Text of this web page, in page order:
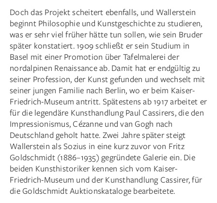
Doch das Projekt scheitert ebenfalls, und Wallerstein
beginnt Philosophie und Kunstgeschichte zu studieren,
was er sehr viel früher hätte tun sollen, wie sein Bruder
später konstatiert. 1909 schließt er sein Studium in
Basel mit einer Promotion über Tafelmalerei der
nordalpinen Renaissance ab. Damit hat er endgültig zu
seiner Profession, der Kunst gefunden und wechselt mit
seiner jungen Familie nach Berlin, wo er beim Kaiser-
Friedrich-Museum antritt. Spätestens ab 1917 arbeitet er
für die legendäre Kunsthandlung Paul Cassirers, die den
Impressionismus, Cézanne und van Gogh nach
Deutschland geholt hatte. Zwei Jahre später steigt
Wallerstein als Sozius in eine kurz zuvor von Fritz
Goldschmidt (1886–1935) gegründete Galerie ein. Die
beiden Kunsthistoriker kennen sich vom Kaiser-
Friedrich-Museum und der Kunsthandlung Cassirer, für
die Goldschmidt Auktionskataloge bearbeitete.